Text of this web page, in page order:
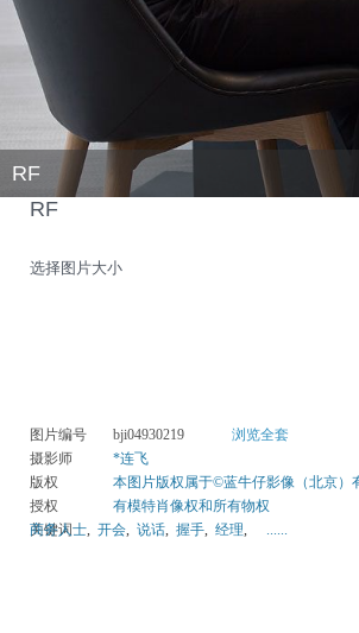
RF
选择图片大小
RF
图片编号 bji04930219
浏览全套
摄影师
*连飞
版权
本图片版权属于©蓝牛仔影像（北京）
授权
有模特肖像权和所有物权
关键词
商务人士, 开会, 说话, 握手, 经理, ......